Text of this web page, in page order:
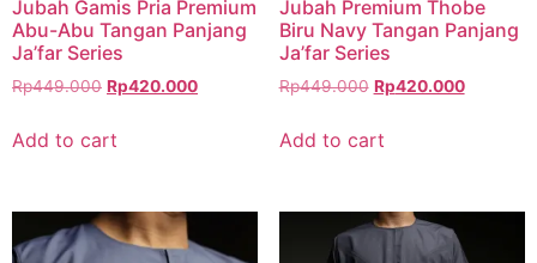
Jubah Gamis Pria Premium
Abu-Abu Tangan Panjang
Ja’far Series
Rp449.000 Rp420.000
Add to cart
Jubah Premium Thobe
Biru Navy Tangan Panjang
Ja’far Series
Rp449.000 Rp420.000
Add to cart